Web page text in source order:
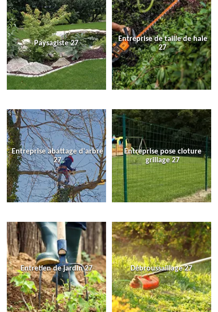
Paysagiste 27
Entreprise de taille de haie
27
Entreprise abattage d'arbre
27
Entreprise pose cloture
grillage 27
Entretien de jardin 27 Débroussaillage 27